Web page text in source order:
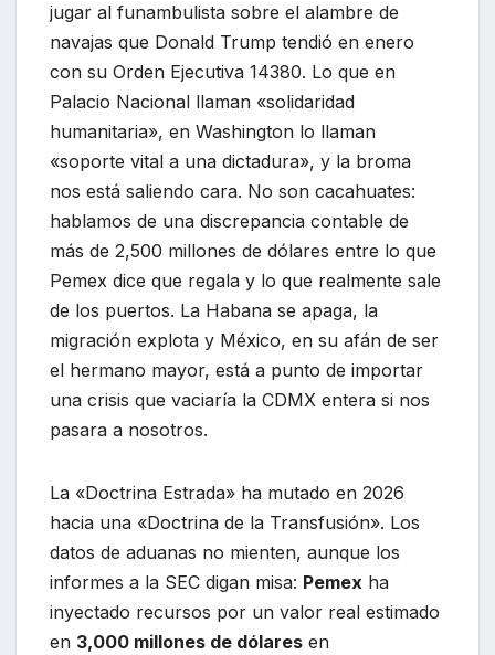
jugar al funambulista sobre el alambre de
navajas que Donald Trump tendió en enero
con su Orden Ejecutiva 14380. Lo que en
Palacio Nacional llaman «solidaridad
humanitaria», en Washington lo llaman
«soporte vital a una dictadura», y la broma
nos está saliendo cara. No son cacahuates:
hablamos de una discrepancia contable de
más de 2,500 millones de dólares entre lo que
Pemex dice que regala y lo que realmente sale
de los puertos. La Habana se apaga, la
migración explota y México, en su afán de ser
el hermano mayor, está a punto de importar
una crisis que vaciaría la CDMX entera si nos
pasara a nosotros.
La «Doctrina Estrada» ha mutado en 2026
hacia una «Doctrina de la Transfusión». Los
datos de aduanas no mienten, aunque los
informes a la SEC digan misa: Pemex ha
inyectado recursos por un valor real estimado
en 3,000 millones de dólares en